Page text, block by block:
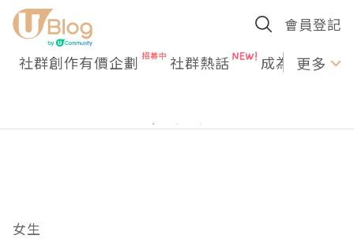
會員登記
社群創作有價企劃 社群熱話 成為U更多
女生